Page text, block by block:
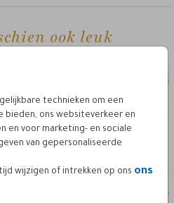
technieken om een
ons websiteverkeer en
en voor marketing- en sociale
van gepersonaliseerde
wijzigen of intrekken op ons ons
ook leuk